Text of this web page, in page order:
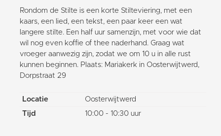
Rondom de Stilte is een korte Stilteviering, met een
kaars, een lied, een tekst, een paar keer een wat
langere stilte. Een half uur samenzijn, met voor wie dat
wil nog even koffie of thee naderhand. Graag wat
vroeger aanwezig zijn, zodat we om 10 u in alle rust
kunnen beginnen. Plaats: Mariakerk in Oosterwijtwerd,
Dorpstraat 29
Locatie
Oosterwijtwerd
Tijd
10:00 - 10:30 uur